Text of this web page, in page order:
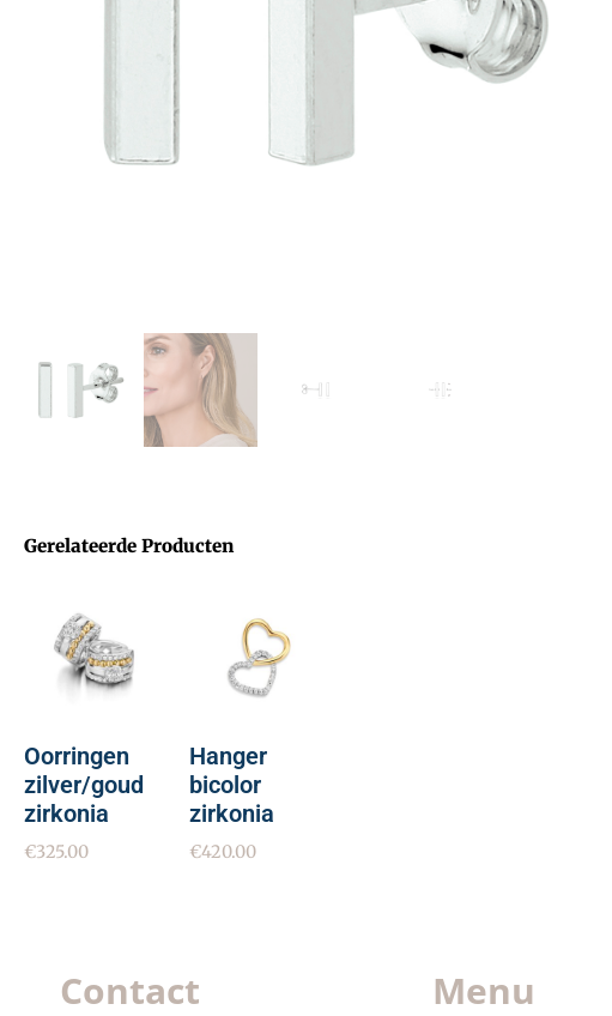
Gerelateerde Producten
Oorringen
zilver/goud
zirkonia
€325.00
Hanger
bicolor
zirkonia
€420.00
Contact Menu